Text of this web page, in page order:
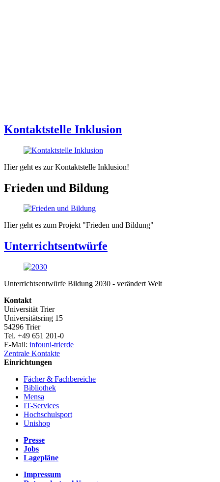
Kontaktstelle Inklusion
Hier geht es zur Kontaktstelle Inklusion!
Frieden und Bildung
Hier geht es zum Projekt "Frieden und Bildung"
Unterrichtsentwürfe
Unterrichtsentwürfe Bildung 2030 - verändert Welt
Kontakt
Universität Trier
Universitätsring 15
54296 Trier
Tel. +49 651 201-0
E-Mail: infouni-trierde
Zentrale Kontakte
Einrichtungen
Fächer & Fachbereiche
Bibliothek
Mensa
IT-Services
Hochschulsport
Unishop
Presse
Jobs
Lagepläne
Impressum